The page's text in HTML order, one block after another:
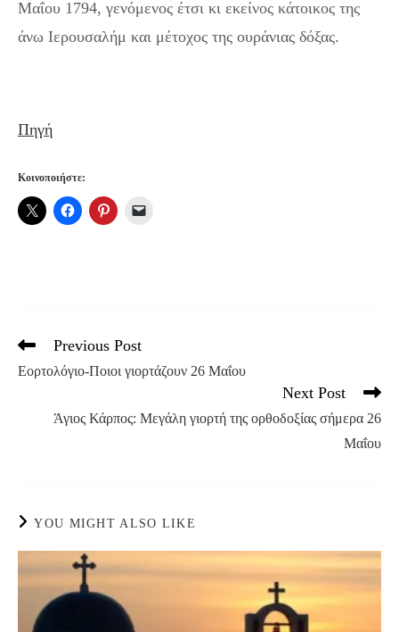
Μαΐου 1794, γενόμενος έτσι κι εκείνος κάτοικος της
άνω Ιερουσαλήμ και μέτοχος της ουράνιας δόξας.
Πηγή
Κοινοποιήστε:
Read
articles
Previous Post
Εορτολόγιο-Ποιοι γιορτάζουν 26 Μαΐου
Next Post
Άγιος Κάρπος: Μεγάλη γιορτή της ορθοδοξίας σήμερα 26
Μαΐου
YOU MIGHT ALSO LIKE